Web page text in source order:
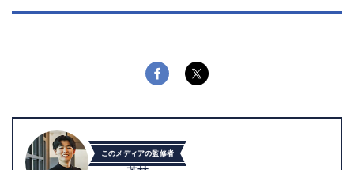
このメディアの監修者